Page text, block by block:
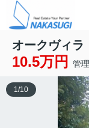
オークヴィラ
10.5万円 管
1/10